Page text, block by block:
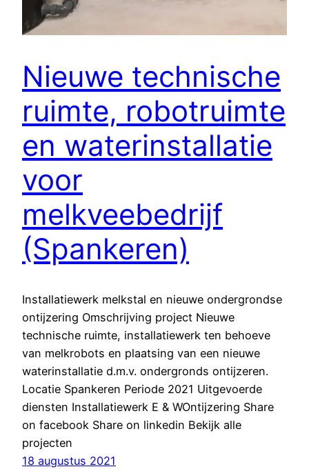
Nieuwe technische
ruimte, robotruimte
en waterinstallatie
voor
melkveebedrijf
(Spankeren)
Installatiewerk melkstal en nieuwe ondergrondse
ontijzering Omschrijving project Nieuwe
technische ruimte, installatiewerk ten behoeve
van melkrobots en plaatsing van een nieuwe
waterinstallatie d.m.v. ondergronds ontijzeren.
Locatie Spankeren Periode 2021 Uitgevoerde
diensten Installatiewerk E & WOntijzering Share
on facebook Share on linkedin Bekijk alle
projecten
18 augustus 2021